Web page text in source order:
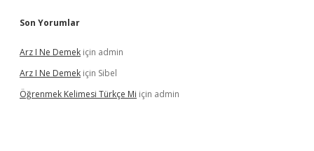
Son Yorumlar
Arz I Ne Demek için admin
Arz I Ne Demek için Sibel
Öğrenmek Kelimesi Türkçe Mi için admin